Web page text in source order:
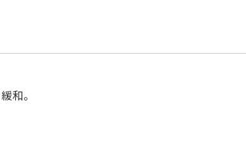
和。